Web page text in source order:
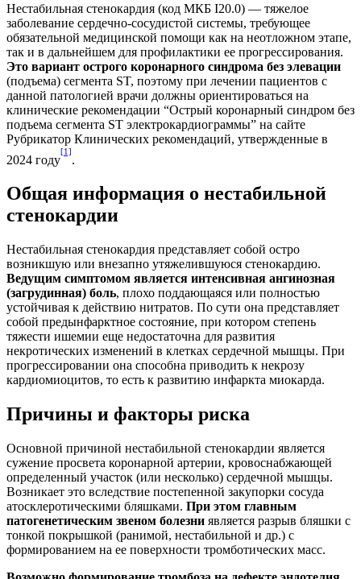
Нестабильная стенокардия (код МКБ I20.0) — тяжелое
заболевание сердечно-сосудистой системы, требующее
обязательной медицинской помощи как на неотложном этапе,
так и в дальнейшем для профилактики ее прогрессирования.
Это вариант острого коронарного синдрома без элевации
(подъема) сегмента ST, поэтому при лечении пациентов с
данной патологией врачи должны ориентироваться на
клинические рекомендации “Острый коронарный синдром без
подъема сегмента ST электрокардиограммы” на сайте
Рубрикатор Клинических рекомендаций, утвержденные в
2024 году
[1]
.
Общая информация о нестабильной
стенокардии
Нестабильная стенокардия представляет собой остро
возникшую или внезапно утяжелившуюся стенокардию.
Ведущим симптомом является интенсивная ангинозная
(загрудинная) боль, плохо поддающаяся или полностью
устойчивая к действию нитратов. По сути она представляет
собой предынфарктное состояние, при котором степень
тяжести ишемии еще недостаточна для развития
некротических изменений в клетках сердечной мышцы. При
прогрессировании она способна приводить к некрозу
кардиомиоцитов, то есть к развитию инфаркта миокарда.
Причины и факторы риска
Основной причиной нестабильной стенокардии является
сужение просвета коронарной артерии, кровоснабжающей
определенный участок (или несколько) сердечной мышцы.
Возникает это вследствие постепенной закупорки сосуда
атосклеротическими бляшками. При этом главным
патогенетическим звеном болезни является разрыв бляшки с
тонкой покрышкой (ранимой, нестабильной и др.) с
формированием на ее поверхности тромботических масс.